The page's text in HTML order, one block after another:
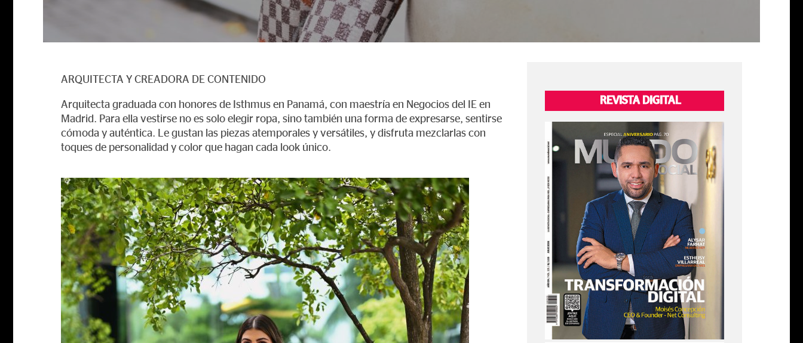
ARQUITECTA Y CREADORA DE CONTENIDO
Arquitecta graduada con honores de Isthmus en Panamá, con maestría en Negocios del IE en
Madrid. Para ella vestirse no es solo elegir ropa, sino también una forma de expresarse, sentirse
cómoda y auténtica. Le gustan las piezas atemporales y versátiles, y disfruta mezclarlas con
toques de personalidad y color que hagan cada look único.
REVISTA DIGITAL